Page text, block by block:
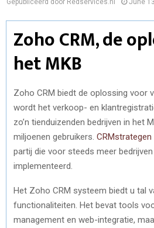
Gepubliceerd door Redservices.nl June
Zoho CRM, de
het MKB
Zoho CRM biedt de oplossing voor
wordt het verkoop- en
zo’n tienduizenden bedrijven in het
miljoenen gebruikers. CRMstrategen
partij die voor steeds meer
implementeerd.
Het Zoho CRM systeem biedt u tal
functionaliteiten. Het bevat tools
management en web-integratie,